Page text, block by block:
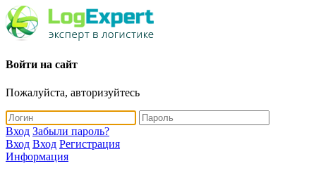
Войти на сайт
Пожалуйста, авторизуйтесь
Вход Забыли пароль?
Вход Вход Регистрация
Информация